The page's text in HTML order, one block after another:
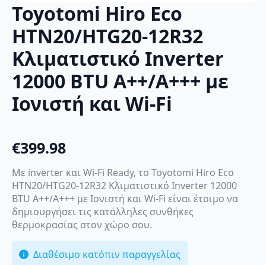
Toyotomi Hiro Eco
HTN20/HTG20-12R32
Κλιματιστικό Inverter
12000 BTU A++/A+++ με
Ιονιστή και Wi-Fi
€399.98
Με inverter και Wi-Fi Ready, το Toyotomi Hiro Eco
HTN20/HTG20-12R32 Κλιματιστικό Inverter 12000
BTU A++/A+++ με Ιονιστή και Wi-Fi είναι έτοιμο να
δημιουργήσει τις κατάλληλες συνθήκες
θερμοκρασίας στον χώρο σου.
Διαθέσιμο κατόπιν παραγγελίας